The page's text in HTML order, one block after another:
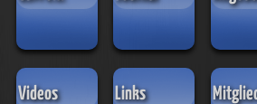
Videos Links